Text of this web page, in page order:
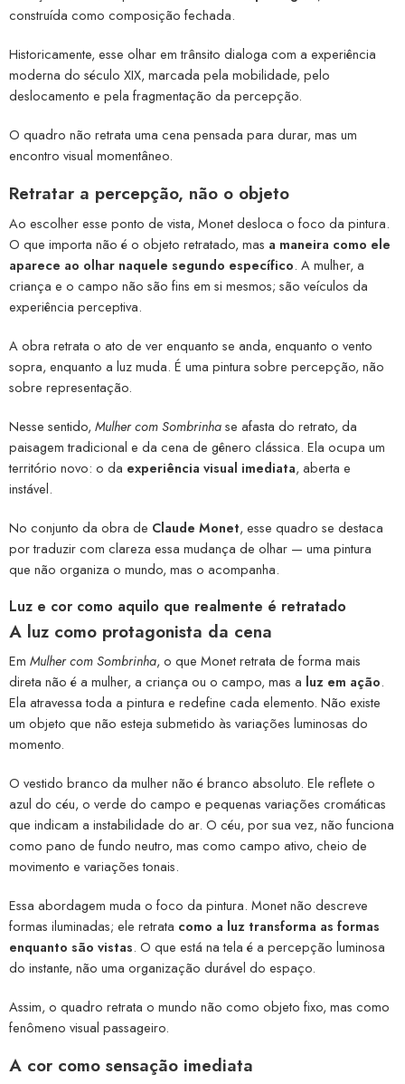
construída como composição fechada.
Historicamente, esse olhar em trânsito dialoga com a experiência
moderna do século XIX, marcada pela mobilidade, pelo
deslocamento e pela fragmentação da percepção.
O quadro não retrata uma cena pensada para durar, mas um
encontro visual momentâneo.
Retratar a percepção, não o objeto
Ao escolher esse ponto de vista, Monet desloca o foco da pintura.
O que importa não é o objeto retratado, mas a maneira como ele
aparece ao olhar naquele segundo específico. A mulher, a
criança e o campo não são fins em si mesmos; são veículos da
experiência perceptiva.
A obra retrata o ato de ver enquanto se anda, enquanto o vento
sopra, enquanto a luz muda. É uma pintura sobre percepção, não
sobre representação.
Nesse sentido, Mulher com Sombrinhase afasta do retrato, da
paisagem tradicional e da cena de gênero clássica. Ela ocupa um
território novo: o da experiência visual imediata, aberta e
instável.
No conjunto da obra de Claude Monet, esse quadro se destaca
por traduzir com clareza essa mudança de olhar — uma pintura
que não organiza o mundo, mas o acompanha.
Luz e cor como aquilo que realmente é retratado
A luz como protagonista da cena
Em Mulher com Sombrinha, o que Monet retrata de forma mais
direta não é a mulher, a criança ou o campo, mas a luz em ação.
Ela atravessa toda a pintura e redefine cada elemento. Não existe
um objeto que não esteja submetido às variações luminosas do
momento.
O vestido branco da mulher não é branco absoluto. Ele reflete o
azul do céu, o verde do campo e pequenas variações cromáticas
que indicam a instabilidade do ar. O céu, por sua vez, não funciona
como pano de fundo neutro, mas como campo ativo, cheio de
movimento e variações tonais.
Essa abordagem muda o foco da pintura. Monet não descreve
formas iluminadas; ele retrata como a luz transforma as formas
enquanto são vistas. O que está na tela é a percepção luminosa
do instante, não uma organização durável do espaço.
Assim, o quadro retrata o mundo não como objeto fixo, mas como
fenômeno visual passageiro.
A cor como sensação imediata